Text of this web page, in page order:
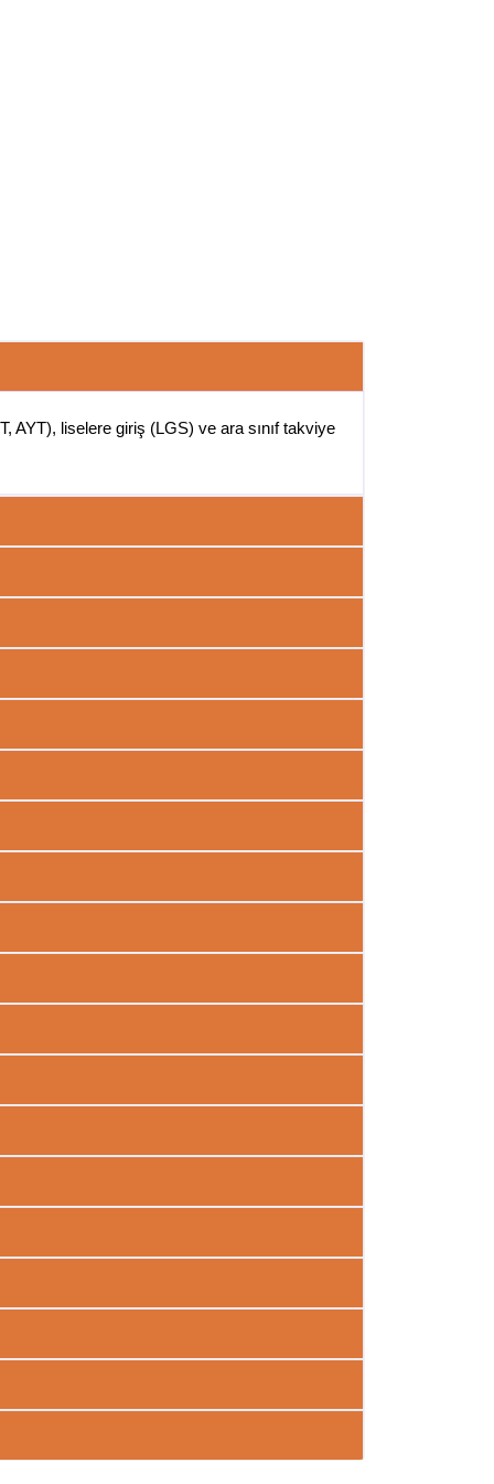
AYT), liselere giriş (LGS) ve ara sınıf takviye